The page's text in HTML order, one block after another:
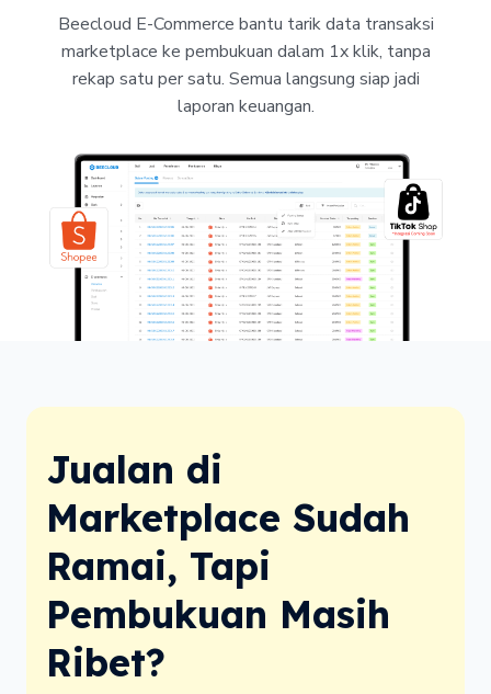
Beecloud E-Commerce bantu tarik data transaksi
marketplace ke pembukuan dalam 1x klik, tanpa
rekap satu per satu. Semua langsung siap jadi
laporan keuangan.
Jualan di
Marketplace Sudah
Ramai, Tapi
Pembukuan Masih
Ribet?